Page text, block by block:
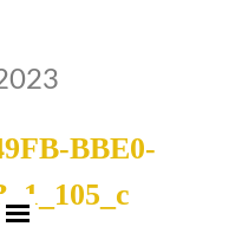
BBE0-